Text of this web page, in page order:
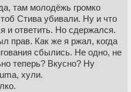
там молодёжь громко
Стива убивали. Ну и что
и ответить. Но сдержался.
прав. Как же я ржал, когда
сбылись. Не одно, не
теперь? Вкусно? Ну
хули.